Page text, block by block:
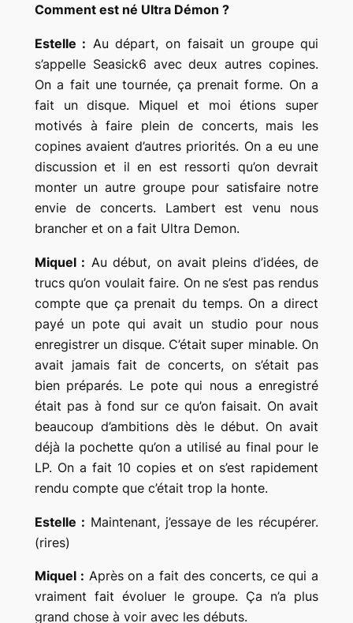
Comment est né Ultra Démon ?
Estelle : Au départ, on faisait un groupe qui
s’appelle Seasick6 avec deux autres copines.
On a fait une tournée, ça prenait forme. On a
fait un disque. Miquel et moi étions super
motivés à faire plein de concerts, mais les
copines avaient d’autres priorités. On a eu une
discussion et il en est ressorti qu’on devrait
monter un autre groupe pour satisfaire notre
envie de concerts. Lambert est venu nous
brancher et on a fait Ultra Demon.
Miquel : Au début, on avait pleins d’idées, de
trucs qu’on voulait faire. On ne s’est pas rendus
compte que ça prenait du temps. On a direct
payé un pote qui avait un studio pour nous
enregistrer un disque. C’était super minable. On
avait jamais fait de concerts, on s’était pas
bien préparés. Le pote qui nous a enregistré
était pas à fond sur ce qu’on faisait. On avait
beaucoup d’ambitions dès le début. On avait
déjà la pochette qu’on a utilisé au final pour le
LP. On a fait 10 copies et on s’est rapidement
rendu compte que c’était trop la honte.
Estelle : Maintenant, j’essaye de les récupérer.
(rires)
Miquel : Après on a fait des concerts, ce qui a
vraiment fait évoluer le groupe. Ça n’a plus
grand chose à voir avec les débuts.